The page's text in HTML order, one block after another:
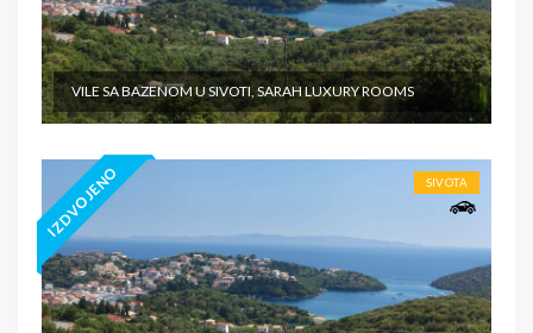
VILE SA BAZENOM U SIVOTI, SARAH LUXURY ROOMS
IZDVOJENO SIVOTA